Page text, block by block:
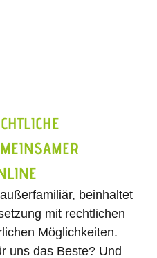
beinhaltet
mit rechtlichen
Möglichkeiten.
uns das Beste? Und